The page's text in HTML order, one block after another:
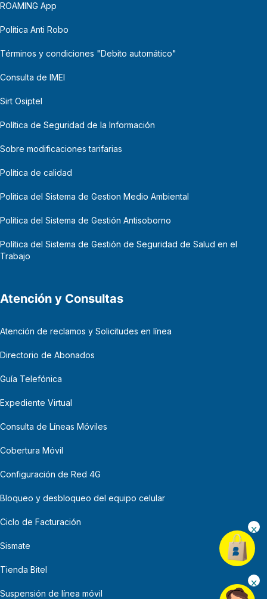
ROAMING App
Política Anti Robo
Términos y condiciones "Debito automático"
Consulta de IMEI
Sirt Osiptel
Política de Seguridad de la Información
Sobre modificaciones tarifarias
Política de calidad
Politica del Sistema de Gestion Medio Ambiental
Política del Sistema de Gestión Antisoborno
Política del Sistema de Gestión de Seguridad de Salud en el
Trabajo
Atención y Consultas
Atención de reclamos y Solicitudes en línea
Directorio de Abonados
Guía Telefónica
Expediente Virtual
Consulta de Líneas Móviles
Cobertura Móvil
Configuración de Red 4G
Bloqueo y desbloqueo del equipo celular
Ciclo de Facturación
Sismate
Tienda Bitel
Suspensión de línea móvil